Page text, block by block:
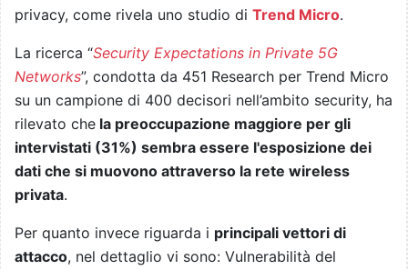
privacy, come rivela uno studio di Trend Micro.
La ricerca “Security Expectations in Private 5G
Networks”, condotta da 451 Research per Trend Micro
su un campione di 400 decisori nell’ambito security, ha
rilevato che la preoccupazione maggiore per gli
intervistati (31%) sembra essere l'esposizione dei
dati che si muovono attraverso la rete wireless
privata.
Per quanto invece riguarda i principali vettori di
attacco, nel dettaglio vi sono: Vulnerabilità del